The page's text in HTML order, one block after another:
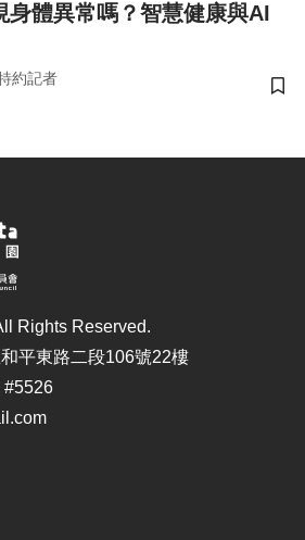
身體異常嗎？智慧健康與AI
約記者
儲
Rights Reserved.
平東路二段106號22樓
#5526